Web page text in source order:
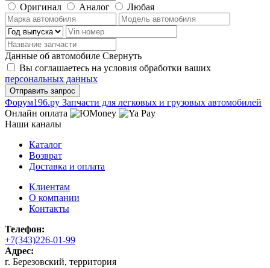
Оригинал Аналог Любая
Данные об автомобиле Свернуть
Вы соглашаетесь на условия обработки ваших
персональных данных
Фoрум196.ру Запчасти для легковых и грузовых автомобилей
Онлайн оплата
Наши каналы
Каталог
Возврат
Доставка и оплата
Клиентам
О компании
Контакты
Телефон:
+7(343)226-01-99
Адрес:
г. Березовский, территория